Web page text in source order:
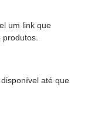
um link que
até que